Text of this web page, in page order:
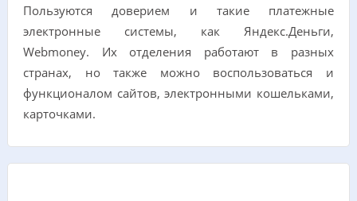
Пользуются доверием и такие платежные
электронные системы, как Яндекс.Деньги,
Webmoney. Их отделения работают в разных
странах, но также можно воспользоваться и
функционалом сайтов, электронными кошельками,
карточками.